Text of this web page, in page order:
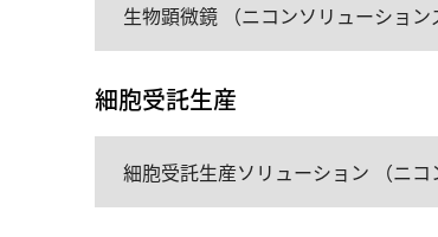
生物顕微鏡 （ニコンソリューション
細胞受託生産
細胞受託生産ソリューション （ニコ